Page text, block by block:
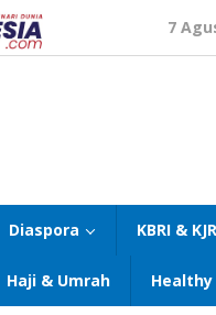
7
Diaspora KBRI &
Haji & Umrah Healthy